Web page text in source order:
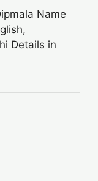
Name
Details in